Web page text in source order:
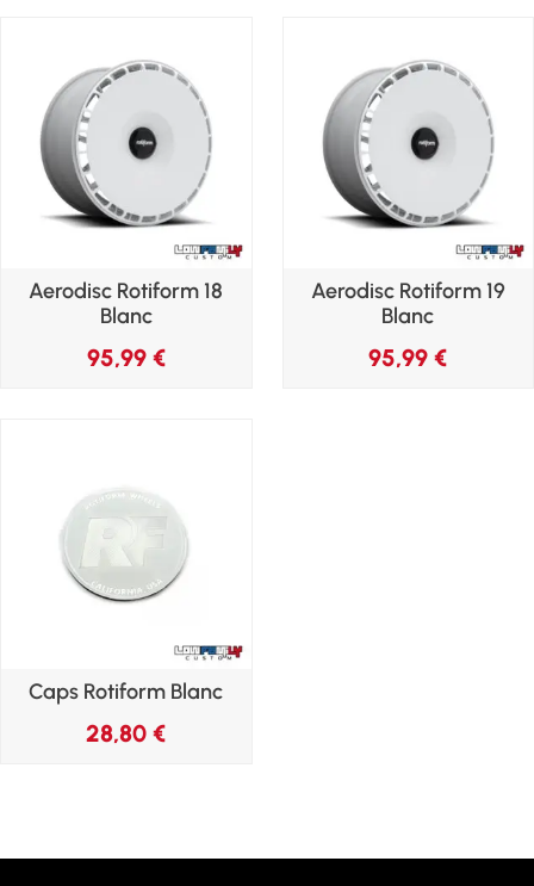
Aerodisc Rotiform 18
Blanc
95,99 €
Aerodisc Rotiform 19
Blanc
95,99€
Caps Rotiform Blanc
28,80€